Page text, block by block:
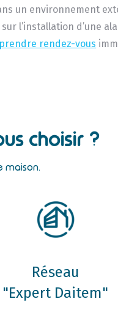
un environnement
l’installation d’une
prendre rendez-vous
choisir ?
maison.
Réseau
"Expert Daitem"